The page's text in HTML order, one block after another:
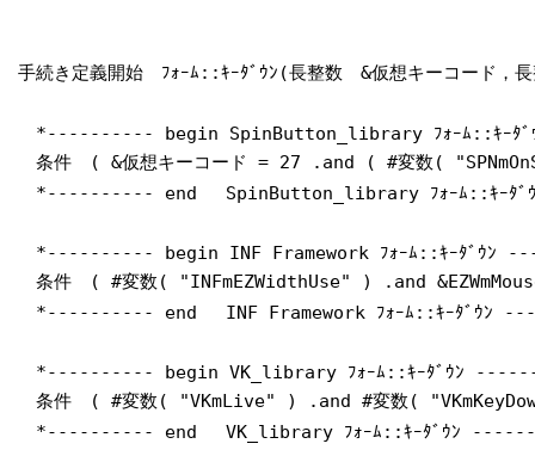
手続き定義開始 ﾌｫｰﾑ::ｷｰﾀﾞｳﾝ(長整数 &仮想キーコード，
*---------- begin SpinButton_library ﾌｫｰﾑ::ｷ
条件 ( &仮想キーコード = 27 .and ( #変数(
*---------- end SpinButton_library ﾌｫｰﾑ::ｷｰ
*---------- begin INF Framework ﾌｫｰﾑ::ｷｰﾀﾞｳ
条件 ( #変数( "INFmEZWidthUse" ) .and
*---------- end INF Framework ﾌｫｰﾑ::ｷｰﾀﾞｳ
*---------- begin VK_library ﾌｫｰﾑ::ｷｰﾀﾞｳﾝ
条件 ( #変数( "VKmLive" ) .and #変数(
*---------- end VK_library ﾌｫｰﾑ::ｷｰﾀﾞｳﾝ